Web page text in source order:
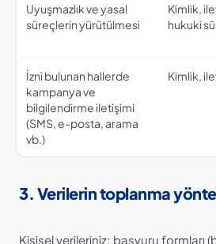
Uyuşmazlık ve yasal
süreçlerin yürütülmesi
Kimlik,
hukuki
İzni bulunan hallerde
kampanya ve
bilgilendirme iletişimi
(SMS, e-posta, arama
vb.)
Kimlik,
3. Verilerin toplanma
Kişisel verileriniz; başvuru formları